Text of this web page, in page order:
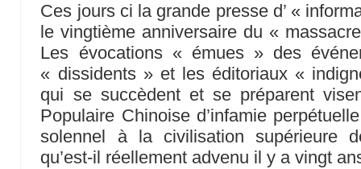
Ces jours ci la grande presse d’ «
le vingtième anniversaire du «
Les évocations « émues » des
« dissidents » et les éditoriaux «
qui se succèdent et se préparent
Populaire Chinoise d’infamie
solennel à la civilisation supérieure
qu’est-il réellement advenu il y a vingt